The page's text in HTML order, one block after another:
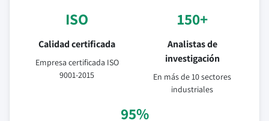
ISO
Calidad certificada
Empresa certificada ISO
9001-2015
150+
Analistas de
investigación
En más de 10 sectores
industriales
95%